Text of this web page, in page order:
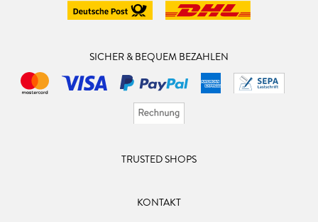
SICHER & BEQUEM BEZAHLEN
TRUSTED SHOPS
KONTAKT